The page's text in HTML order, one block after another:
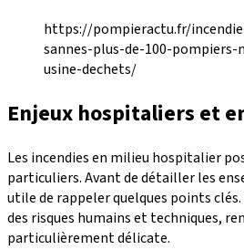
https://pompieractu.fr/
sannes-plus-de-100-pompiers-
usine-dechets/
Enjeux hospitaliers et
Les incendies en milieu hospitalier
particuliers. Avant de détailler les
utile de rappeler quelques points
des risques humains et techniques,
particulièrement délicate.